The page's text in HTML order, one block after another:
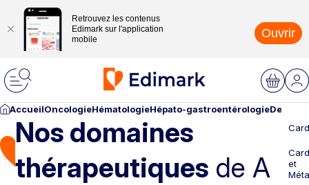
Retrouvez les contenus
Edimark sur l'application
mobile
Ouvrir
AccueilOncologieHématologieHépato-gastroentérologie
Nos domaines
thérapeutiques de A
et